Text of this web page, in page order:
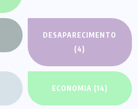
DESAPARECIMENTO
(4)
ECONOMIA (14)